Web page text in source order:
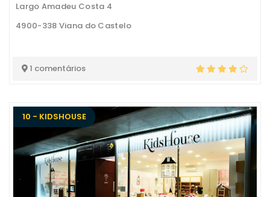
Largo Amadeu Costa 4
4900-338 Viana do Castelo
1 comentários
10 - KIDSHOUSE